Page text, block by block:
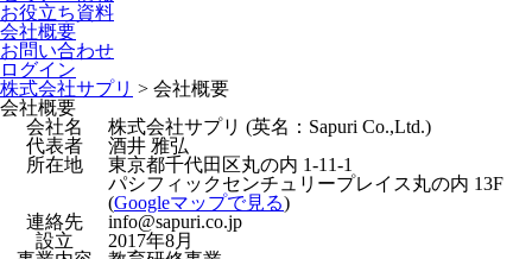
お役立ち資料
会社概要
お問い合わせ
ログイン
株式会社サプリ > 会社概要
会社概要
会社名
株式会社サプリ (英名：Sapuri Co.,Ltd.)
代表者
酒井 雅弘
所在地
東京都千代田区丸の内 1-11-1
パシフィックセンチュリープレイス丸の内 13F
(Googleマップで見る)
連絡先
info@sapuri.co.jp
設立
2017年8月